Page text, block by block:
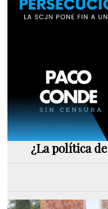
¿La política